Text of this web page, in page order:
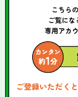
ご登録いただくと